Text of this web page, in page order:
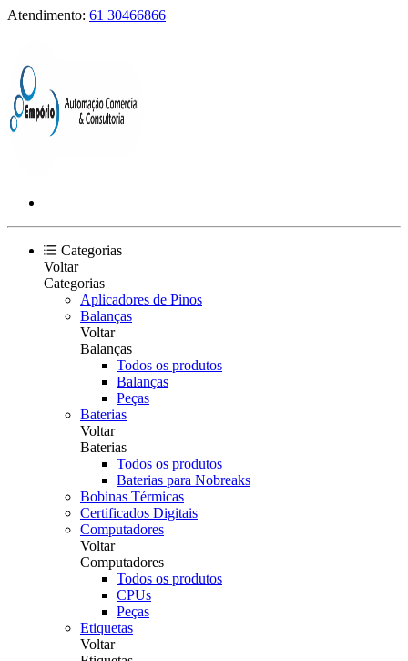
Atendimento: 61 30466866
Categorias
Voltar
Categorias
Aplicadores de Pinos
Balanças
Voltar
Balanças
Todos os produtos
Balanças
Peças
Baterias
Voltar
Baterias
Todos os produtos
Baterias para Nobreaks
Bobinas Térmicas
Certificados Digitais
Computadores
Voltar
Computadores
Todos os produtos
CPUs
Peças
Etiquetas
Voltar